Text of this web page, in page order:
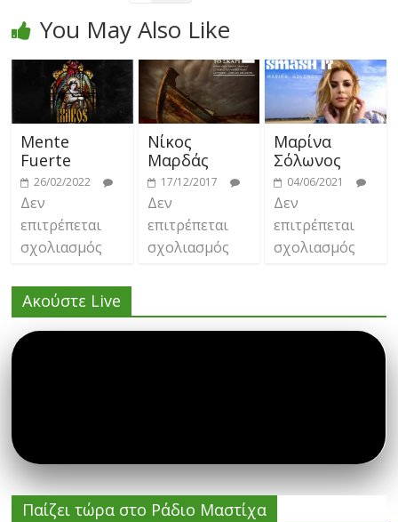
You May Also Like
Mente
Fuerte
26/02/2022
Δεν
επιτρέπεται
σχολιασμός
Νίκος
Μαρδάς
17/12/2017
Δεν
επιτρέπεται
σχολιασμός
Μαρίνα
Σόλωνος
04/06/2021
Δεν
επιτρέπεται
σχολιασμός
Ακούστε Live
Παίζει τώρα στο Ράδιο Μαστίχα